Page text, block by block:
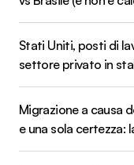
Stati Uniti, posti di
settore privato in
Migrazione a causa
e una sola certezza: